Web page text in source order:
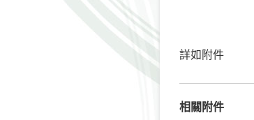
詳如附件
相關附件